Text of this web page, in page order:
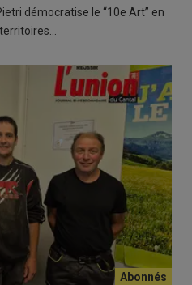
démocratise le “10e Art” en